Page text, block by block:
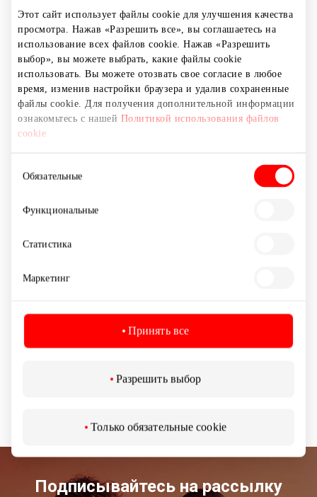
Этот сайт использует файлы cookie для улучшения качества
просмотра. Нажав «Разрешить все», вы соглашаетесь на
использование всех файлов cookie. Нажав «Разрешить
выбор», вы можете выбрать, какие файлы cookie
использовать. Вы можете отозвать свое согласие в любое
время, изменив настройки браузера и удалив сохраненные
файлы cookie. Для получения дополнительной информации
ознакомьтесь с нашей Политикой использования файлов
cookie
согласия
Обязательные
Функциональные
Статистика
Маркетинг
Принять все
Разрешить выбор
Только обязательные cookie
KOMPIUTERIŲ TAISYKLA PELĖ
Ремонт мобильных устройств
Подписывайтесь на рассылку